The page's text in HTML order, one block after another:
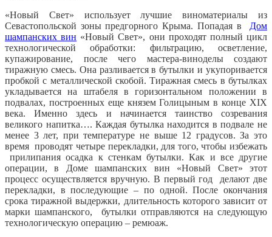
«Новый Свет» использует лучшие виноматериалы из
Севастопольской зоны предгорного Крыма. Попадая в
Дом
шампанских вин «Новый Свет», они проходят полный цикл
технологической обработки: фильтрацию, осветление,
купажирование, после чего мастера-виноделы создают
тиражную смесь. Она разливается в бутылки и укупоривается
пробкой с металлической скобой. Тиражная смесь в бутылках
укладывается на штабеля в горизонтальном положении в
подвалах, построенных еще князем Голицыным в конце XIX
века. Именно здесь и начинается таинство созревания
великого напитка…. Каждая бутылка находится в подвале не
менее 3 лет, при температуре не выше 12 градусов. За это
время проводят четыре перекладки, для того, чтобы избежать
прилипания осадка к стенкам бутылки. Как и все другие
операции, в Доме шампанских вин «Новый Свет» этот
процесс осуществляется вручную. В первый год делают две
перекладки, в последующие – по одной. После окончания
срока тиражной выдержки, длительность которого зависит от
марки шампанского, бутылки отправляются на следующую
технологическую операцию – ремюаж.